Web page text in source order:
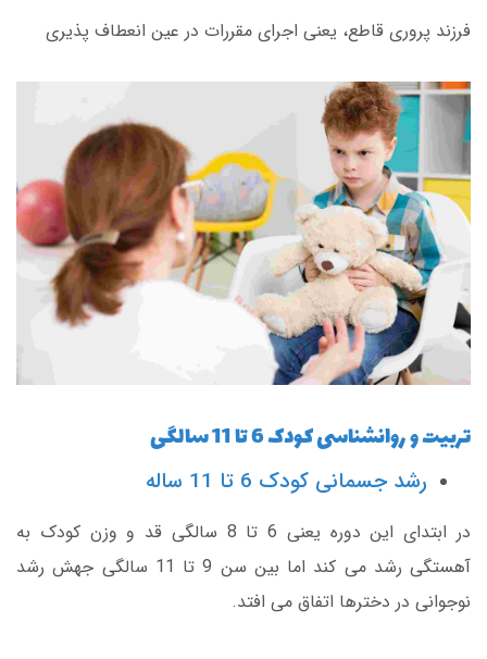
فرزند پروری قاطع، یعنی اجرای مقررات در عین انعطاف پذیری
تربیت و روانشناسی کودک 6 تا 11 سالگی
رشد جسمانی کودک 6 تا 11 ساله
در ابتدای این دوره یعنی 6 تا 8 سالگی قد و وزن کودک به
آهستگی رشد می کند اما بین سن 9 تا 11 سالگی جهش رشد
نوجوانی در دخترها اتفاق می افتد.